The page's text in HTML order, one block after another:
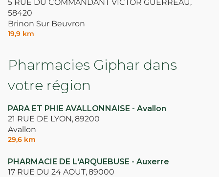
5 RUE DU COMMANDANT VICTOR GUERREAU,
58420
Brinon Sur Beuvron
19,9 km
Pharmacies Giphar dans
votre région
PARA ET PHIE AVALLONNAISE - Avallon
21 RUE DE LYON,89200
Avallon
29,6 km
PHARMACIE DE L'ARQUEBUSE - Auxerre
17 RUE DU 24 AOUT,89000